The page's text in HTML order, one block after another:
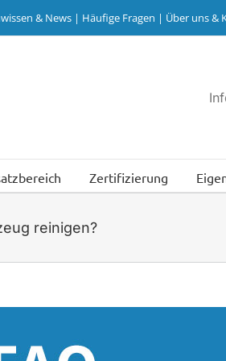
& News | Häufige Fragen | Über uns &
Zertifizierung
reinigen?